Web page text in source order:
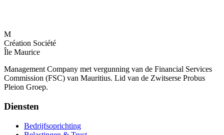
M
Création Société
Île Maurice
Management Company met vergunning van de Financial Services
Commission (FSC) van Mauritius. Lid van de Zwitserse Probus
Pleion Groep.
Diensten
Bedrijfsoprichting